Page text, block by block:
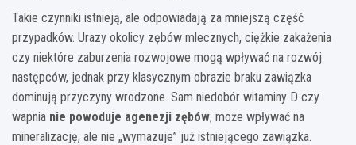
Takie czynniki istnieją, ale odpowiadają za mniejszą część
przypadków. Urazy okolicy zębów mlecznych, ciężkie zakażenia
czy niektóre zaburzenia rozwojowe mogą wpływać na rozwój
następców, jednak przy klasycznym obrazie braku zawiązka
dominują przyczyny wrodzone. Sam niedobór witaminy D czy
wapnia nie powoduje agenezji zębów; może wpływać na
mineralizację, ale nie „wymazuje” już istniejącego zawiązka.